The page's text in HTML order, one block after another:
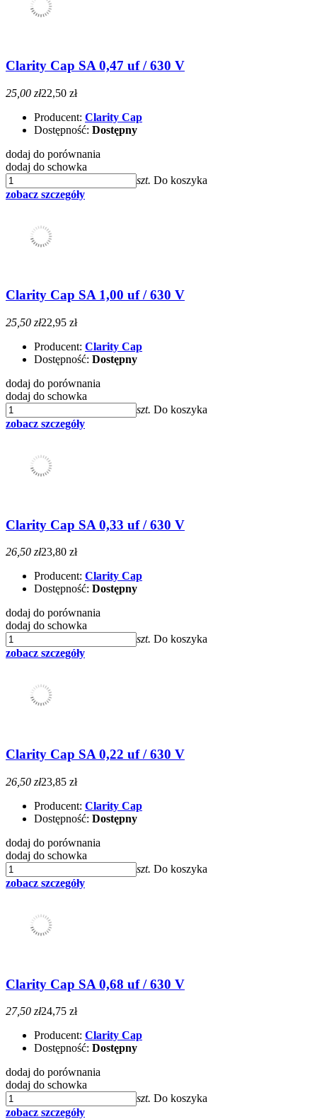
Clarity Cap SA 0,47 uf / 630 V
25,00 zł22,50 zł
Producent: Clarity Cap
Dostępność: Dostępny
dodaj do porównania
dodaj do schowka
szt. Do koszyka
zobacz szczegóły
Clarity Cap SA 1,00 uf / 630 V
25,50 zł22,95 zł
Producent: Clarity Cap
Dostępność: Dostępny
dodaj do porównania
dodaj do schowka
szt. Do koszyka
zobacz szczegóły
Clarity Cap SA 0,33 uf / 630 V
26,50 zł23,80 zł
Producent: Clarity Cap
Dostępność: Dostępny
dodaj do porównania
dodaj do schowka
szt. Do koszyka
zobacz szczegóły
Clarity Cap SA 0,22 uf / 630 V
26,50 zł23,85 zł
Producent: Clarity Cap
Dostępność: Dostępny
dodaj do porównania
dodaj do schowka
szt. Do koszyka
zobacz szczegóły
Clarity Cap SA 0,68 uf / 630 V
27,50 zł24,75 zł
Producent: Clarity Cap
Dostępność: Dostępny
dodaj do porównania
dodaj do schowka
szt. Do koszyka
zobacz szczegóły